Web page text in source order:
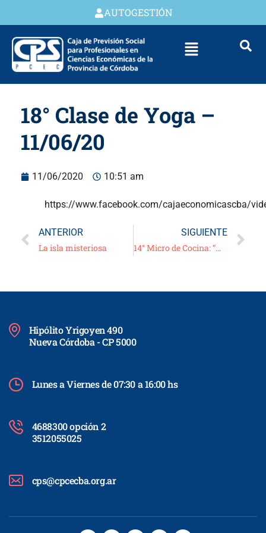
AUTOGESTIÓN
18° Clase de Yoga –
11/06/20
11/06/2020 10:51 am
https://www.facebook.com/cajaeconomicascba/
ANTERIOR
La isla misteriosa
SIGUIENTE
14° Micro de Cocina: “Malfattis verdes a los cuatro quesos”
Hipólito Yrigoyen 490
Nueva Córdoba - CP 5000
Lunes a Viernes de 07:30 a 16:00 hs
4688300 opción 2
3512055025
cps@cpcecba.org.ar